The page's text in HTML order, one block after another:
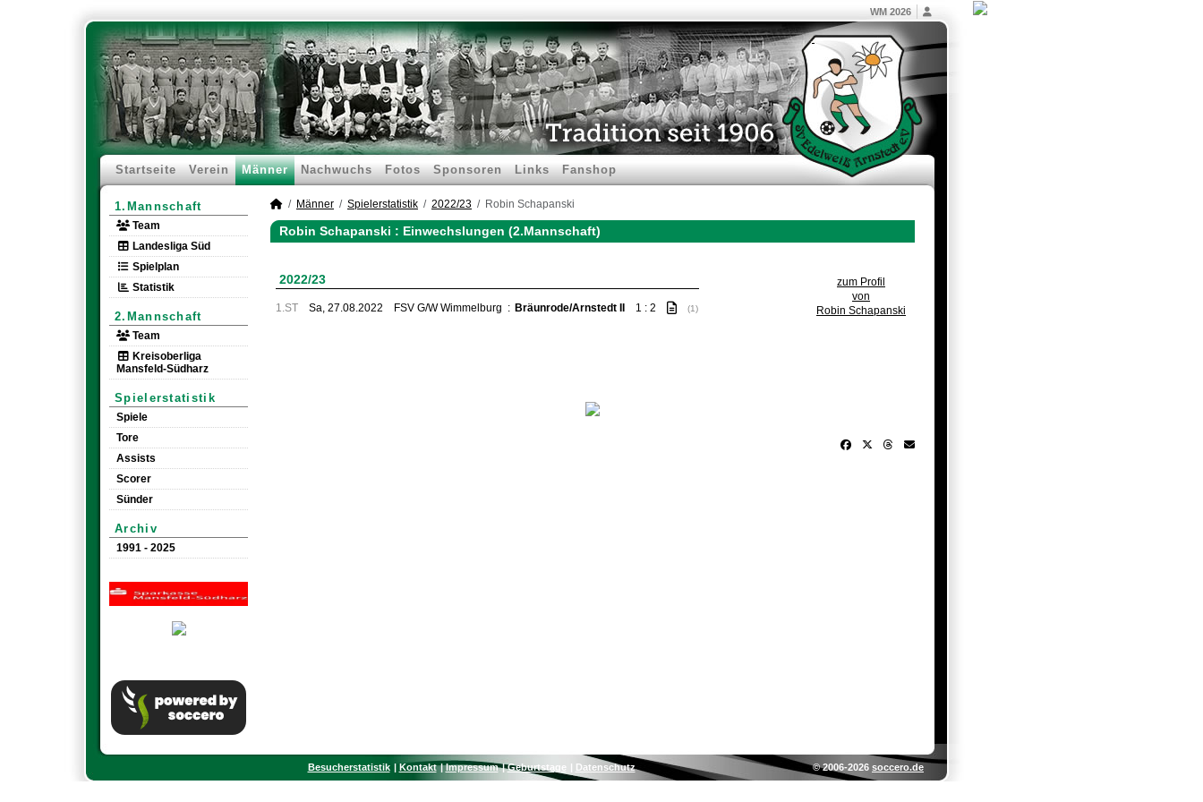
WM 2026
Startseite Verein Männer Nachwuchs Fotos Sponsoren Links Fanshop
1.Mannschaft
Team
Landesliga Süd
Spielplan
Statistik
2.Mannschaft
Team
Kreisoberliga
Mansfeld-Südharz
Spielerstatistik
Spiele
Tore
Assists
Scorer
Sünder
Archiv
1991 - 2025
Männer Spielerstatistik 2022/23 Robin Schapanski
Robin Schapanski : Einwechslungen (2.Mannschaft)
zum Profil
von
Robin Schapanski
2022/23
1.ST Sa, 27.08.2022 FSV G/W Wimmelburg : Bräunrode/Arnstedt II 1 : 2 (1)
Besucherstatistik Kontakt Impressum Geburtstage Datenschutz © 2006-2026 soccero.de